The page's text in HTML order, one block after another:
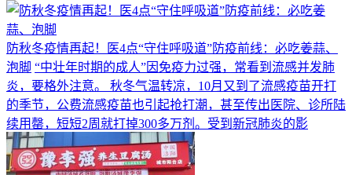
防秋冬疫情再起！医4点“守住呼吸道”防疫前线：必吃姜蒜、
泡脚 “中壮年时期的成人”因免疫力过强，常看到流感并发肺
炎，要格外注意。 秋冬气温转凉，10月又到了流感疫苗开打
的季节，公费流感疫苗也引起抢打潮，甚至传出医院、诊所陆
续用罄，短短2周就打掉300多万剂。受到新冠肺炎的影